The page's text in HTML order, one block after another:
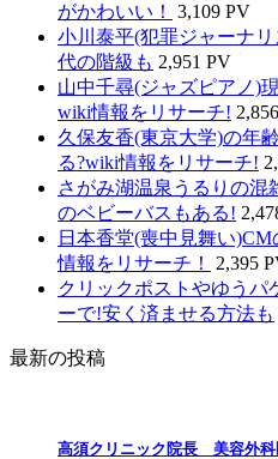
がかわいい！
3,109 PV
小川泰平(犯罪ジャーナ
代の階級も 2,951 PV
山中千尋(ジャズピアノ)
wiki情報をリサーチ!
久保友香(東京大学)の年
る?wiki情報をリサーチ!
さがみ湖温泉うるりの混
のベビーバスもある!
日本香堂(喪中見舞い
情報をリサーチ！
2,395
クリックポストやゆうパ
ーで!安く済ませる方法も
最新の投稿
高須クリニック院長 美容外